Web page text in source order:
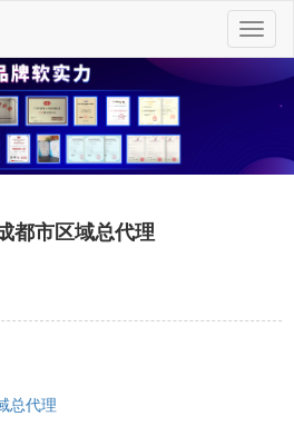
切
换
都市区域总代理
总代理